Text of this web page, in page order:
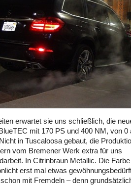
erwartet sie uns schließlich, die
mit 170 PS und 400 NM, von 0
in Tuscaloosa gebaut, die
vom Bremener Werk extra für uns
In Citrinbraun Metallic. Die
erst mal etwas
mit Fremdeln – denn